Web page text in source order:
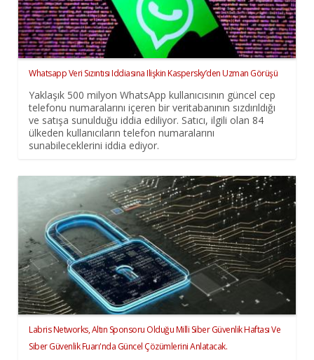
Whatsapp Veri Sızıntısı Iddiasına Ilişkin Kaspersky’den Uzman Görüşü
Yaklaşık 500 milyon WhatsApp kullanıcısının güncel cep
telefonu numaralarını içeren bir veritabanının sızdırıldığı
ve satışa sunulduğu iddia ediliyor. Satıcı, ilgili olan 84
ülkeden kullanıcıların telefon numaralarını
sunabileceklerini iddia ediyor.
Labris Networks, Altın Sponsoru Olduğu Milli Siber Güvenlik Haftası Ve
Siber Güvenlik Fuarı'nda Güncel Çözümlerini Anlatacak.